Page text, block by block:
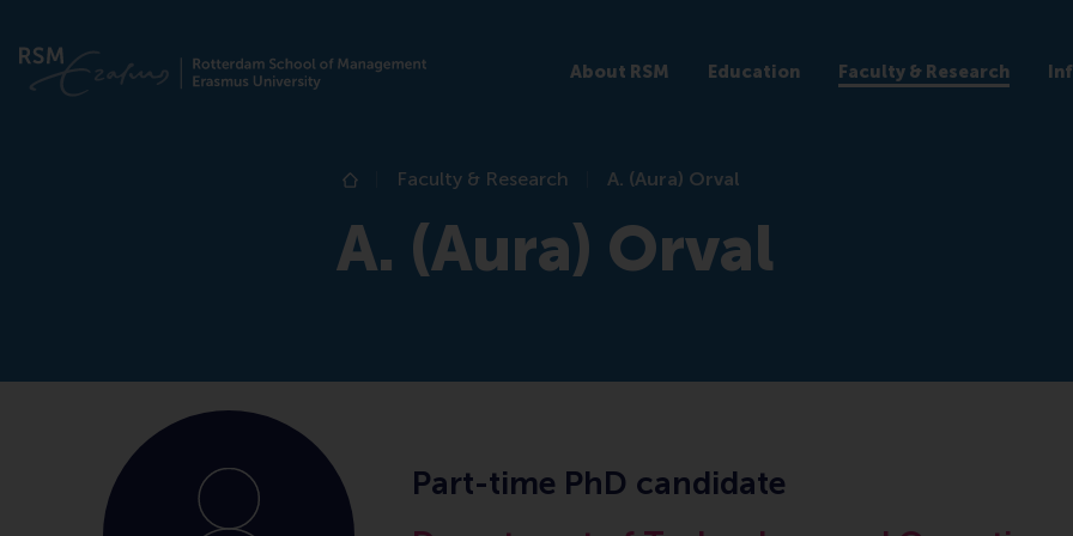
About RSM Education Faculty & Research
Home
Faculty & Research A. (Aura) Orval
A. (Aura) Orval
Part-time PhD candidate